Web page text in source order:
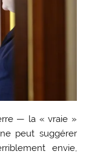
— la « vraie »
peut suggérer
envie,